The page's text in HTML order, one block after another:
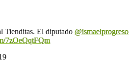
Tienditas. El diputado@ismaelprogreso
7zOeQqtFQm